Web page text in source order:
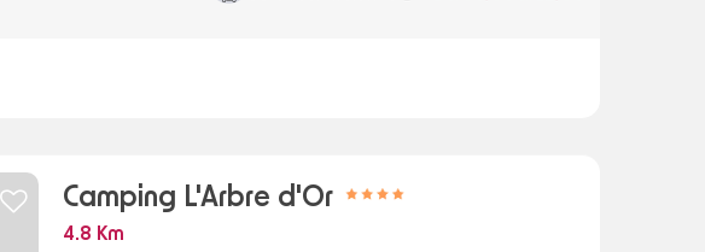
Camping L'Arbre d'Or
4.8 Km